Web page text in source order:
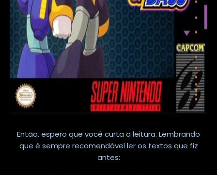
Então, espero que você curta a leitura. Lembrando
que é sempre recomendável ler os textos que fiz
antes: